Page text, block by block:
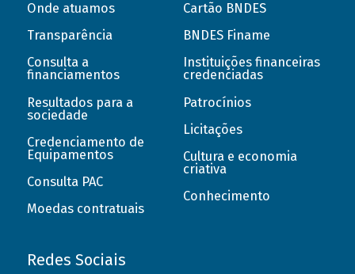
Onde atuamos
Transparência
Consulta a
financiamentos
Resultados para a
sociedade
Credenciamento de
Equipamentos
Consulta PAC
Moedas contratuais
Cartão BNDES
BNDES Finame
Instituições financeiras
credenciadas
Patrocínios
Licitações
Cultura e economia
criativa
Conhecimento
Redes Sociais